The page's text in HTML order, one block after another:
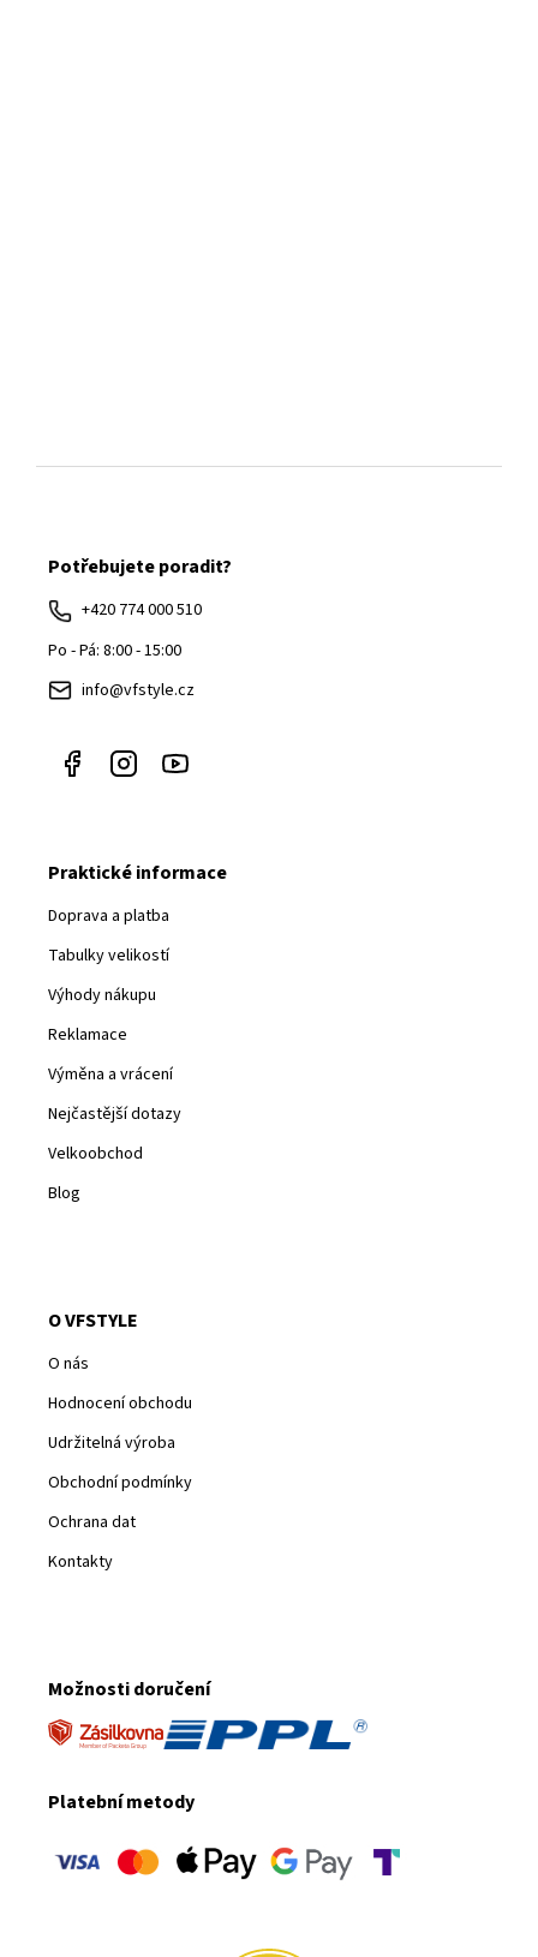
Potřebujete poradit?
+420 774 000 510
Po - Pá: 8:00 - 15:00
info@vfstyle.cz
Praktické informace
Doprava a platba
Tabulky velikostí
Výhody nákupu
Reklamace
Výměna a vrácení
Nejčastější dotazy
Velkoobchod
Blog
O VFSTYLE
O nás
Hodnocení obchodu
Udržitelná výroba
Obchodní podmínky
Ochrana dat
Kontakty
Možnosti doručení
Platební metody